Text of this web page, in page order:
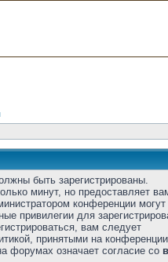
быть зарегистрированы.
минут, но предоставляет
конференции
привилегии для
вам следует
принятыми на
форумах означает согласие со